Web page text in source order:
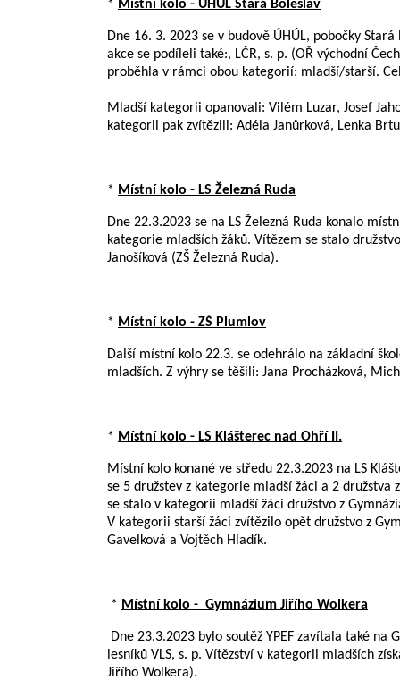
* Místní kolo - ÚHÚL Stará Boleslav
Dne 16. 3. 2023 se v budově ÚHÚL, pobočky
akce se podíleli také:, LČR, s. p. (OŘ východní
proběhla v rámci obou kategorií: mladší/starší.
Mladší kategorii opanovali: Vilém Luzar, Josef
kategorii pak zvítězili: Adéla Janůrková, Lenka
* Místní kolo - LS Železná Ruda
Dne 22.3.2023 se na LS Železná Ruda konalo
kategorie mladších žáků. Vítězem se stalo
Janošíková (ZŠ Železná Ruda).
* Místní kolo - ZŠ Plumlov
Další místní kolo 22.3. se odehrálo na základní
mladších. Z výhry se těšili: Jana Procházková,
* Místní kolo - LS Klášterec nad Ohří II.
Místní kolo konané ve středu 22.3.2023 na LS
se 5 družstev z kategorie mladší žáci a 2
se stalo v kategorii mladší žáci družstvo z
V kategorii starší žáci zvítězilo opět družstvo z
Gavelková a Vojtěch Hladík.
* Místní kolo - Gymnázium Jiřího Wolkera
Dne 23.3.2023 bylo soutěž YPEF zavítala také
lesníků VLS, s. p. Vítězství v kategorii mladších
Jiřího Wolkera).